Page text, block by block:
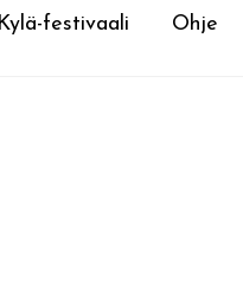
festivaali Ohje